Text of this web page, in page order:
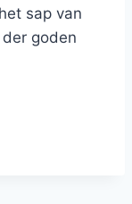
sap van
goden